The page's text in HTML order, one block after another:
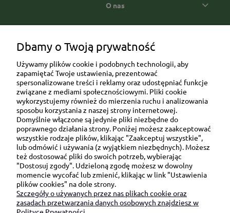
O nas
Ul. Brukowa 6/8 lok. 57/58
91-341 Łódź
NIP: 6751510615
SKONTAKTUJ SIĘ Z NAMI:
sklep@be-happygifts.com
+48 690 172 872
Dbamy o Twoją prywatność
Używamy plików cookie i podobnych technologii, aby
zapamiętać Twoje ustawienia, prezentować
spersonalizowane treści i reklamy oraz udostępniać funkcje
związane z mediami społecznościowymi. Pliki cookie
wykorzystujemy również do mierzenia ruchu i analizowania
sposobu korzystania z naszej strony internetowej.
Domyślnie włączone są jedynie pliki niezbędne do
poprawnego działania strony. Poniżej możesz zaakceptować
wszystkie rodzaje plików, klikając "Zaakceptuj wszystkie",
lub odmówić i używania (z wyjątkiem niezbędnych). Możesz
też dostosować pliki do swoich potrzeb, wybierając
"Dostosuj zgody". Udzieloną zgodę możesz w dowolny
momencie wycofać lub zmienić, klikając w link "Ustawienia
plików cookies" na dole strony.
Szczegóły o używanych przez nas plikach cookie oraz
zasadach przetwarzania danych osobowych znajdziesz w